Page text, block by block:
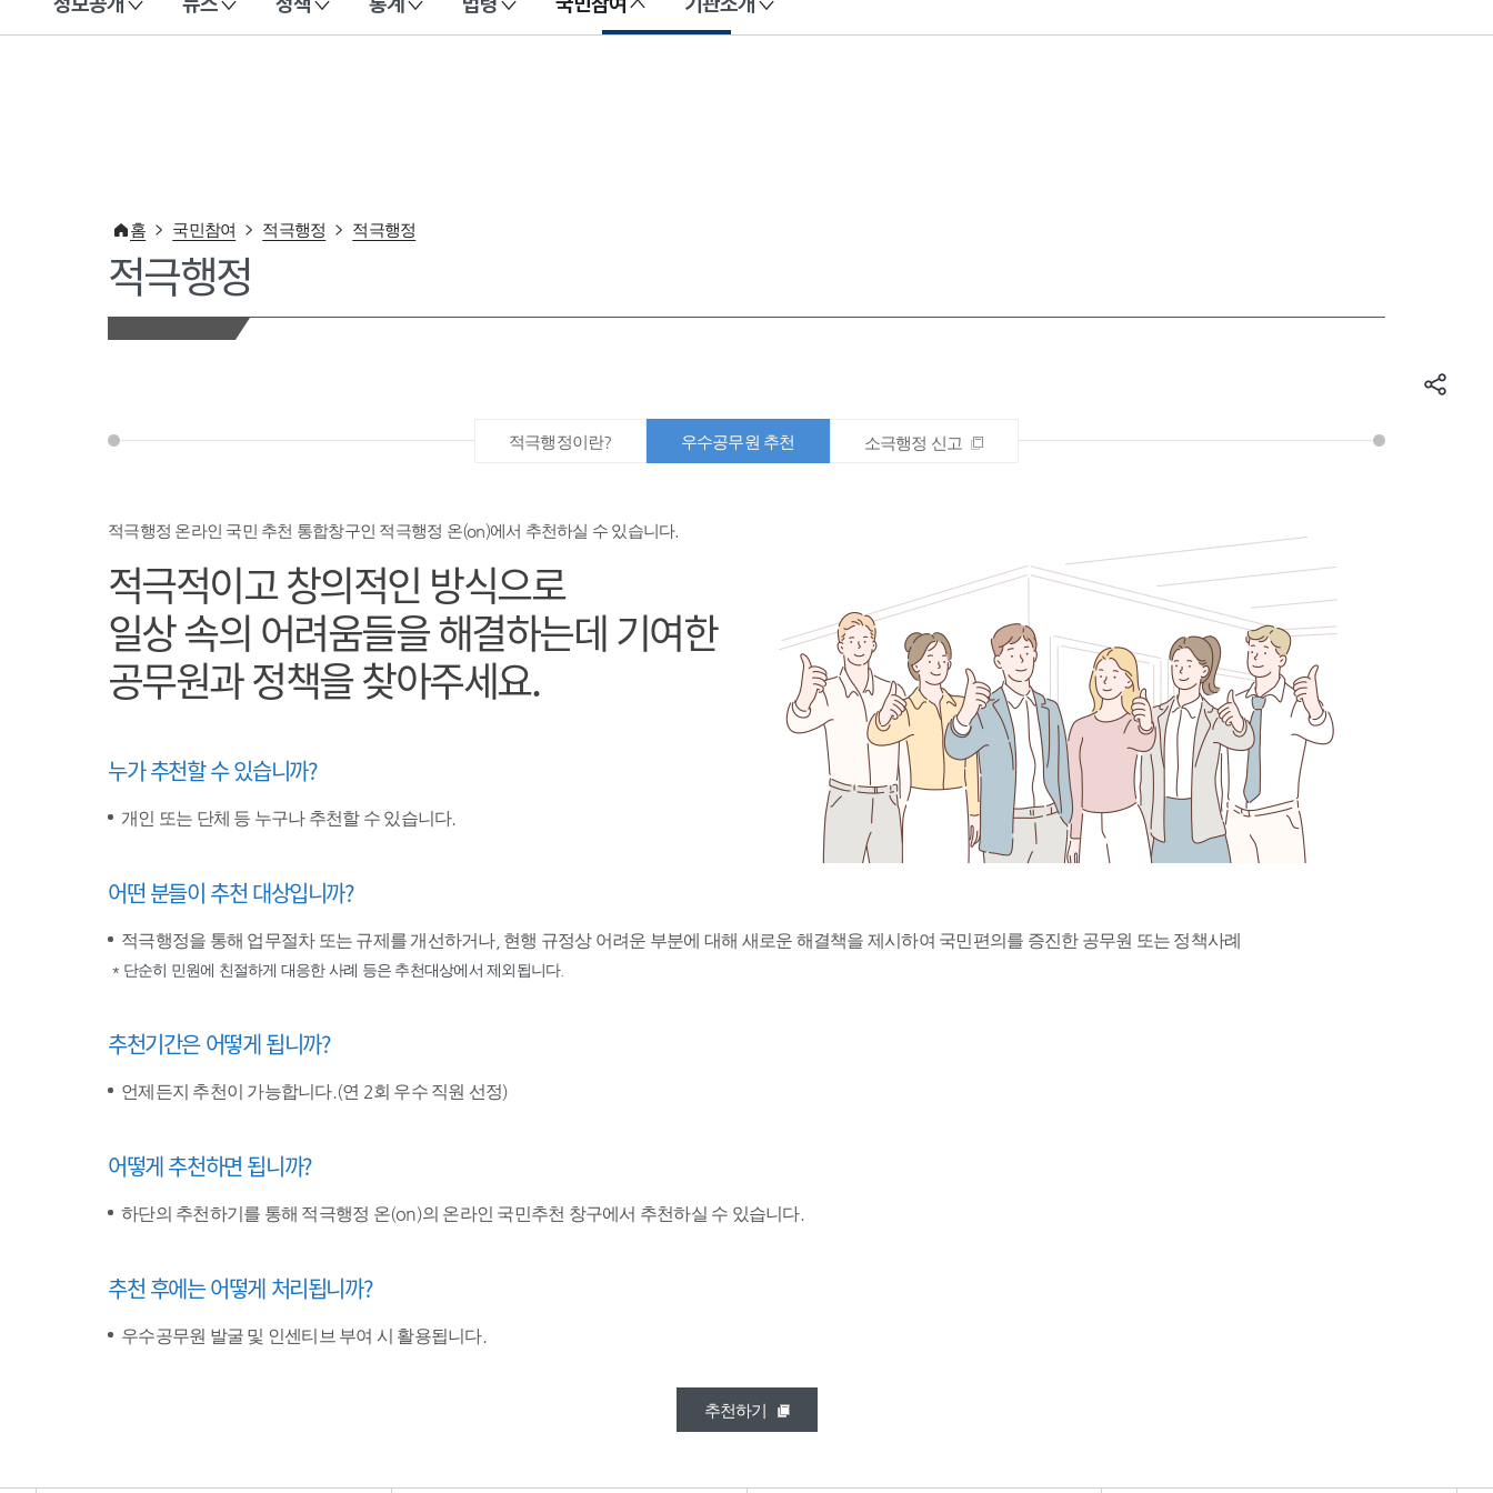
이 누리집은 대한민국 공식 전자정부 누리집입니다.
홈 국민참여 적극행정 적극행정
적극행정
적극행정이란? 우수공무원 추천 소극행정 신고
적극행정 온라인 국민 추천 통합창구인 적극행정 온(on)에서 추천하실 수 있습니다.
적극적이고 창의적인 방식으로
일상 속의 어려움들을 해결하는데 기여한
공무원과 정책을 찾아주세요.
누가 추천할 수 있습니까?
개인 또는 단체 등 누구나 추천할 수 있습니다.
어떤 분들이 추천 대상입니까?
적극행정을 통해 업무절차 또는 규제를 개선하거나, 현행 규정상 어려운 부분에 대해 새로운 해결책을 제시하여 국민편의를 증진한 공무원 또는 정책사례
* 단순히 민원에 친절하게 대응한 사례 등은 추천대상에서 제외됩니다.
추천기간은 어떻게 됩니까?
언제든지 추천이 가능합니다.(연 2회 우수 직원 선정)
어떻게 추천하면 됩니까?
하단의 추천하기를 통해 적극행정 온(on)의 온라인 국민추천 창구에서 추천하실 수 있습니다.
추천 후에는 어떻게 처리됩니까?
우수공무원 발굴 및 인센티브 부여 시 활용됩니다.
추천하기